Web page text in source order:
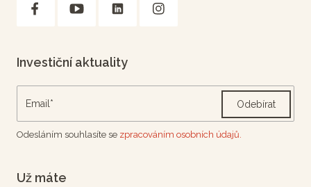
Investiční aktuality
Odebírat
Odesláním souhlasíte se zpracováním osobních údajů.
Už máte